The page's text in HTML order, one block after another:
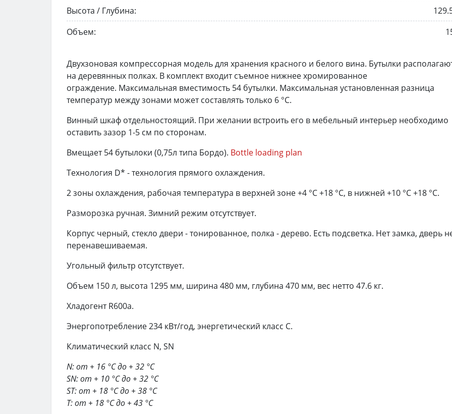
Высота / Глубина:
Объем:
Двухзоновая компрессорная модель для хранения красного и белого вина. Бутылки
на деревянных полках. В комплект входит съемное нижнее хромированное
ограждение. Максимальная вместимость 54 бутылки. Максимальная установленная разница
температур между зонами может составлять только 6 °C.
Винный шкаф отдельностоящий. При желании встроить его в мебельный интерьер необходимо
оставить зазор 1-5 см по сторонам.
Вмещает 54 бутылоки (0,75л типа Бордо). Bottle loading plan
Технология D* - технология прямого охлаждения.
2 зоны охлаждения, рабочая температура в верхней зоне +4 °C +18 °C, в нижней +10 °C +18 °C.
Разморозка ручная. Зимний режим отсутствует.
Корпус черный, стекло двери - тонированное, полка - дерево. Есть подсветка. Нет замка, дверь
перенавешиваемая.
Угольный фильтр отсутствует.
Объем 150 л, высота 1295 мм, ширина 480 мм, глубина 470 мм, вес нетто 47.6 кг.
Хладогент R600a.
Энергопотребление 234 кВт/год, энергетический класс C.
Климатический класс N, SN
N: от + 16 °C до + 32 °C
SN: от + 10 °C до + 32 °C
ST: от + 18 °C до + 38 °C
T: от + 18 °C до + 43 °C